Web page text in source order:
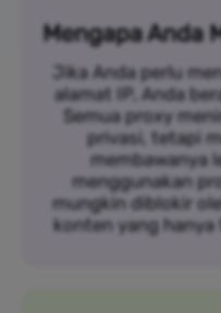
Mengapa Anda
Jika Anda perlu
alamat IP, Anda
Semua proxy
privasi, tetapi
membawanya
menggunakan
mungkin diblokir
konten yang hanya